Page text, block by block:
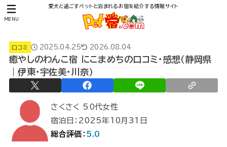
愛犬と過ごすペットと泊まれるお宿を紹介する情報サイト
MENU
口コミ 2025.04.25 2026.08.04
癒やしのわんこ宿 にこまめちの口コミ・感想（静岡県
｜伊東・宇佐美・川奈）
さくさく 50代女性
宿泊日：2025年10月31日
総合評価： 5.0